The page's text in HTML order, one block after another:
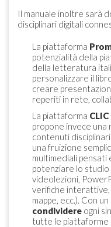
Il manuale inoltre sarà
disciplinari digitali
La piattaforma
potenzialità della
della letteratura
personalizzare il
creare
reperiti in rete,
La piattaforma
propone invece
contenuti
una fruizione
multimediali
potenziare lo
videolezioni,
verifiche interattive,
mappe, ecc.). Con
condividere ogni
tutte le piattaforme